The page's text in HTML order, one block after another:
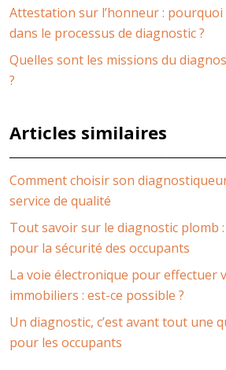
Attestation sur l’honneur :
dans le processus de diagnostic ?
Quelles sont les missions du
?
Articles similaires
Comment choisir son
service de qualité
Tout savoir sur le diagnostic plomb
pour la sécurité des occupants
La voie électronique pour effectuer
immobiliers : est-ce possible ?
Un diagnostic, c’est avant tout une
pour les occupants